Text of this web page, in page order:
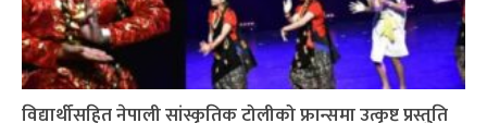
विद्यार्थीसहित नेपाली सांस्कृतिक टोलीको फ्रान्समा उत्कृष्ट प्रस्तुति